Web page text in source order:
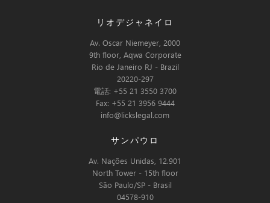
リオデジャネイロ
Av. Oscar Niemeyer, 2000
9th floor, Aqwa Corporate
Rio de Janeiro RJ - Brazil
20220-297
電話: +55 21 3550 3700
Fax: +55 21 3956 9444
info@lickslegal.com
サンパウロ
Av. Nações Unidas, 12.901
North Tower - 15th floor
São Paulo/SP - Brasil
04578-910